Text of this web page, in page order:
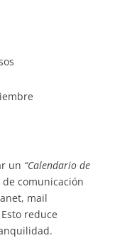
un “Calendario de
comunicación
mail
reduce